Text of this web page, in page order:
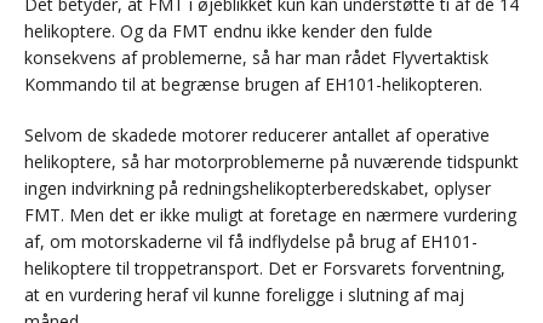
helikoptere. Og da FMT endnu ikke kender den fulde
konsekvens af problemerne, så har man rådet Flyvertaktisk
Kommando til at begrænse brugen af EH101-helikopteren.
Selvom de skadede motorer reducerer antallet af operative
helikoptere, så har motorproblemerne på nuværende tidspunkt
ingen indvirkning på redningshelikopterberedskabet, oplyser
FMT. Men det er ikke muligt at foretage en nærmere vurdering
af, om motorskaderne vil få indflydelse på brug af EH101-
helikoptere til troppetransport. Det er Forsvarets forventning,
at en vurdering heraf vil kunne foreligge i slutning af maj